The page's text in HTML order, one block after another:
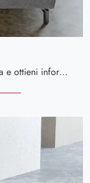
Vuoi garantirti il riposo migliore? Clicca e ottieni informazioni sul materasso My Comfort Bio tra i modelli in memory foam matrimoniali di Altaflex!